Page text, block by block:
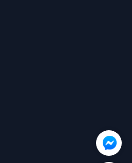
có thể tạo một hồ sơ
sẽ ghi nhớ sở thích của
hoạt hình cho bé, phim hành
tiếng Việt
trên điều khiển. Với Google
thông minh của VSP, bạn
"Thời tiết hôm nay thế nào?",
Tivi sẽ phản hồi ngay lập